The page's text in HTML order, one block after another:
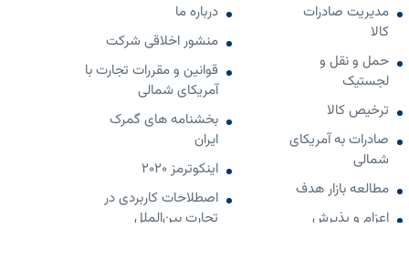
مدیریت صادرات
کالا
حمل و نقل و
لجستیک
ترخیص کالا
صادرات به آمریکای
شمالی
مطالعه بازار هدف
اعزام و پذیرش
درباره ما
منشور اخلاقی شرکت
قوانین و مقررات تجارت با
آمریکای شمالی
بخشنامه های گمرک
ایران
اینکوترمز 2020
اصطلاحات کاربردی در
تجارت بین‌الملل